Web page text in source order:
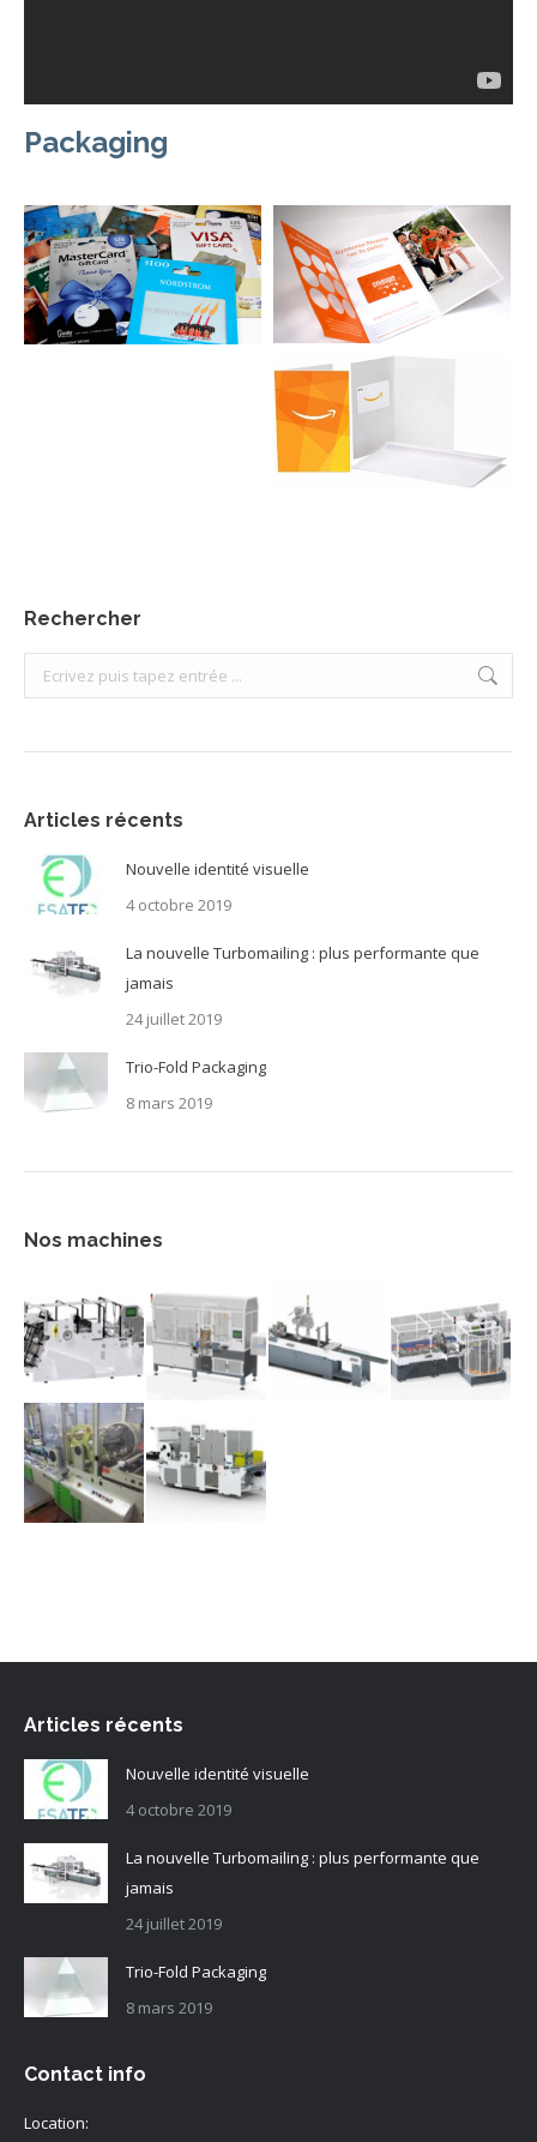
Packaging
Rechercher
Search:
Articles récents
Nouvelle identité visuelle
4 octobre 2019
La nouvelle Turbomailing : plus performante que
jamais
24 juillet 2019
Trio-Fold Packaging
8 mars 2019
Nos machines
Articles récents
Nouvelle identité visuelle
4 octobre 2019
La nouvelle Turbomailing : plus performante que
jamais
24 juillet 2019
Trio-Fold Packaging
8 mars 2019
Contact info
Location: